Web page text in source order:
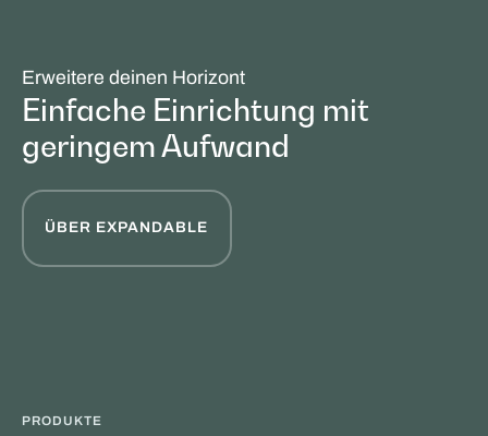
Erweitere deinen Horizont
Einfache Einrichtung mit
geringem Aufwand
ÜBER EXPANDABLE
PRODUKTE